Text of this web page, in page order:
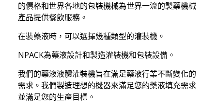
的價格和世界各地的包裝機械為世界一流的製藥機械
產品提供餐飲服務。
在裝藥液時，可以選擇幾種類型的灌裝機。
NPACK為藥液設計和製造灌裝機和包裝設備。
我們的藥液液體灌裝機旨在滿足藥液行業不斷變化的
需求。我們製造理想的機器來滿足您的藥液填充需求
並滿足您的生產目標。